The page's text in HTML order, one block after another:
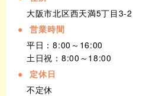
大阪市北区西天満5丁目3-2
営業時間
平日：8:00～16:00
土日祝：8:00～18:00
定休日
不定休